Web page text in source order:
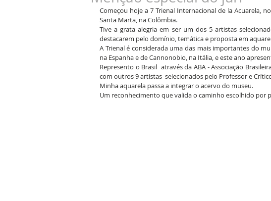
Começou hoje a 7 Trienal Internacional de la Acuarela,
Santa Marta, na Colômbia.
Tive a grata alegria em ser um dos 5 artistas
destacarem pelo domínio, temática e proposta em
A Trienal é considerada uma das mais importantes do
na Espanha e de Cannonobio, na Itália, e este ano
Represento o Brasil  através da ABA - Associação
com outros 9 artistas  selecionados pelo Professor e
Minha aquarela passa a integrar o acervo do museu.
Um reconhecimento que valida o caminho escolhido por